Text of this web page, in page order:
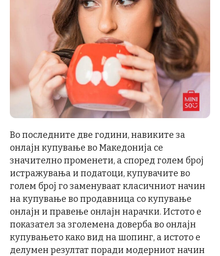
Во последните две години, навиките за
онлајн купување во Македонија се
значително променети, а според голем број
истражувања и податоци, купувачите во
голем број го заменуваат класичниот начин
на купување во продавница со купување
онлајн и правење онлајн нарачки. Истото е
показател за зголемена доверба во онлајн
купувањето како вид на шопинг, а истото е
делумен резултат поради модерниот начин